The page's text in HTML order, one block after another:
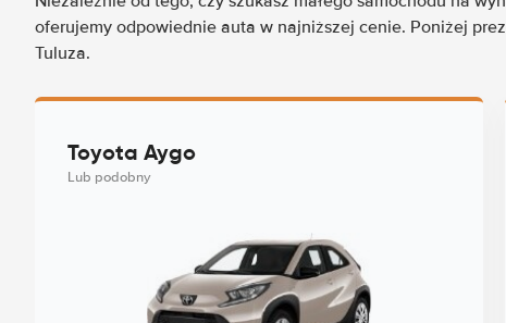
oferujemy odpowiednie auta w najniższej cenie. Poniżej
Tuluza.
Toyota Aygo
Lub podobny